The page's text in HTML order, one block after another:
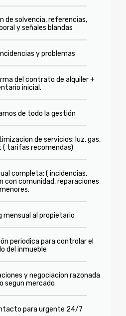
de solvencia, referencias,
y señales blandas
y problemas
del contrato de alquiler +
inicial.
de todo la gestión
de servicios: luz, gas,
( tarifas recomendas)
completa: ( incidencias,
con comunidad, reparaciones
menores.
mensual al propietario
periodica para controlar el
del inmueble
y negociacion razonada
segun mercado
para urgente 24/7